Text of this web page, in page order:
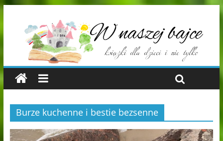
Burze kuchenne i bestie bezsenne